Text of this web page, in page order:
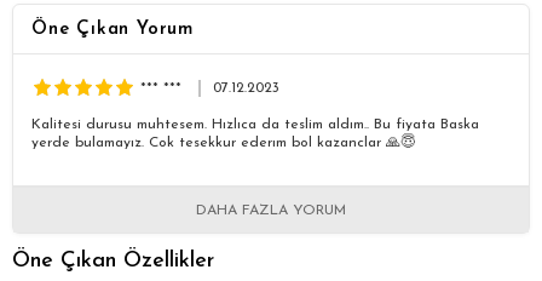
Öne Çıkan Yorum
*** *** 07.12.2023
Kalitesi durusu muhtesem. Hızlıca da teslim aldım.. Bu fiyata Baska
yerde bulamayız. Cok tesekkur ederım bol kazanclar 🙏😇
DAHA FAZLA YORUM
Öne Çıkan Özellikler